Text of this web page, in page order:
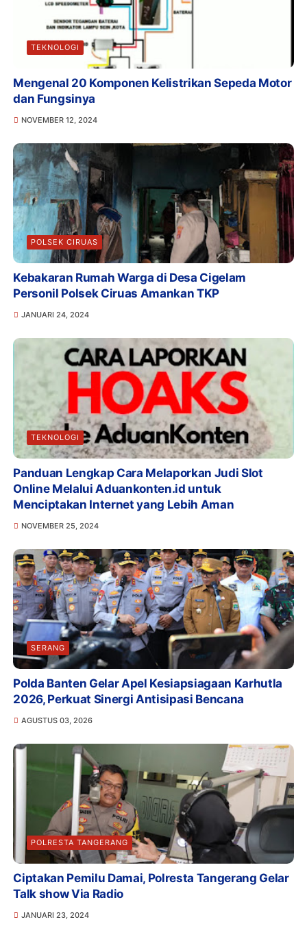
TEKNOLOGI
Mengenal 20 Komponen Kelistrikan Sepeda Motor
dan Fungsinya
NOVEMBER 12, 2024
POLSEK CIRUAS
Kebakaran Rumah Warga di Desa Cigelam
Personil Polsek Ciruas Amankan TKP
JANUARI 24, 2024
TEKNOLOGI
Panduan Lengkap Cara Melaporkan Judi Slot
Online Melalui Aduankonten.id untuk
Menciptakan Internet yang Lebih Aman
NOVEMBER 25, 2024
SERANG
Polda Banten Gelar Apel Kesiapsiagaan Karhutla
2026, Perkuat Sinergi Antisipasi Bencana
AGUSTUS 03, 2026
POLRESTA TANGERANG
Ciptakan Pemilu Damai, Polresta Tangerang Gelar
Talk show Via Radio
JANUARI 23, 2024